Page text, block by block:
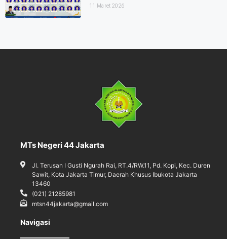
11 Maret 2026
MTs Negeri 44 Jakarta
Jl. Terusan I Gusti Ngurah Rai, RT.4/RW.11, Pd. Kopi, Kec. Duren
Sawit, Kota Jakarta Timur, Daerah Khusus Ibukota Jakarta
13460
(021) 21285981
mtsn44jakarta@gmail.com
Navigasi